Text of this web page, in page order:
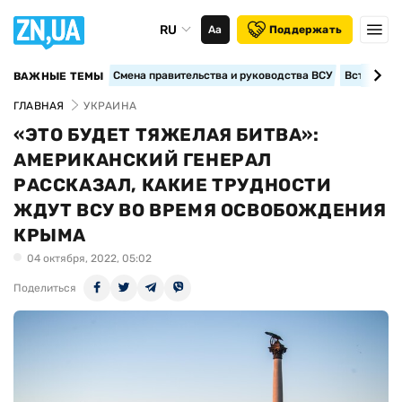
RU Аа Поддержать
ВАЖНЫЕ ТЕМЫ Смена правительства и руководства ВСУ
ГЛАВНАЯ УКРАИНА
«ЭТО БУДЕТ ТЯЖЕЛАЯ БИТВА»:
АМЕРИКАНСКИЙ ГЕНЕРАЛ
РАССКАЗАЛ, КАКИЕ ТРУДНОСТИ
ЖДУТ ВСУ ВО ВРЕМЯ ОСВОБОЖДЕНИЯ
КРЫМА
04 октября, 2022, 05:02
Поделиться